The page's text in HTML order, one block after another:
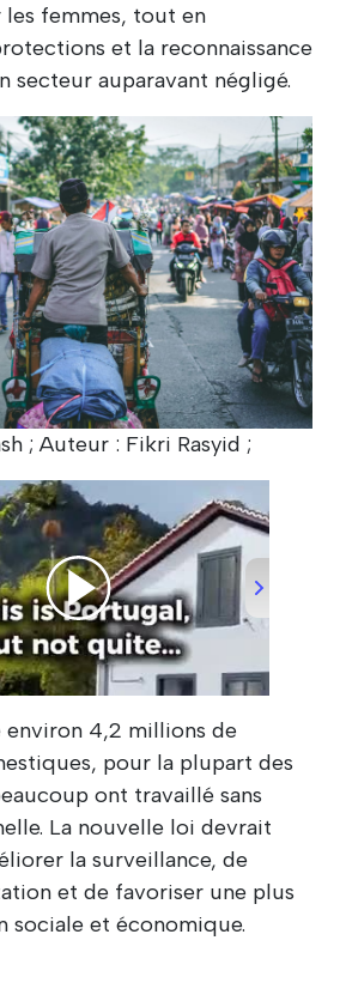
femmes, tout en
et la reconnaissance
secteur auparavant négligé.
; Auteur : Fikri Rasyid ;
/00:28
environ 4,2 millions de
pour la plupart des
ont travaillé sans
La nouvelle loi devrait
la surveillance, de
et de favoriser une plus
sociale et économique.